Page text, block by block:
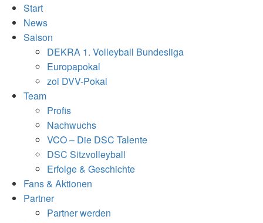
Start
News
Saison
DEKRA 1. Volleyball Bundesliga
Europapokal
zoi DVV-Pokal
Team
Profis
Nachwuchs
VCO – Die DSC Talente
DSC Sitzvolleyball
Erfolge & Geschichte
Fans & Aktionen
Partner
Partner werden